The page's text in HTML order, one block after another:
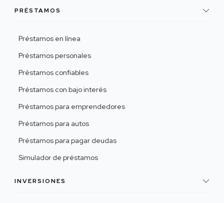
PRÉSTAMOS
Préstamos en línea
Préstamos personales
Préstamos confiables
Préstamos con bajo interés
Préstamos para emprendedores
Préstamos para autos
Préstamos para pagar deudas
Simulador de préstamos
INVERSIONES